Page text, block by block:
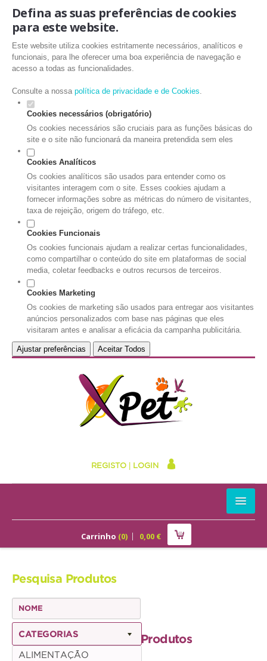
Defina as suas preferências de cookies
para este website.
Este website utiliza cookies estritamente necessários, analíticos e
funcionais, para lhe oferecer uma boa experiência de navegação e
acesso a todas as funcionalidades.
Consulte a nossa política de privacidade e de Cookies.
Cookies necessários (obrigatório)
Os cookies necessários são cruciais para as funções básicas do
site e o site não funcionará da maneira pretendida sem eles
Cookies Analíticos
Os cookies analíticos são usados para entender como os
visitantes interagem com o site. Esses cookies ajudam a
fornecer informações sobre as métricas do número de visitantes,
taxa de rejeição, origem do tráfego, etc.
Cookies Funcionais
Os cookies funcionais ajudam a realizar certas funcionalidades,
como compartilhar o conteúdo do site em plataformas de social
media, coletar feedbacks e outros recursos de terceiros.
Cookies Marketing
Os cookies de marketing são usados para entregar aos visitantes
anúncios personalizados com base nas páginas que eles
visitaram antes e analisar a eficácia da campanha publicitária.
Ajustar preferências Aceitar Todos
REGISTO LOGIN
ALIMENTAÇÃO
Júnior
Adulto
Carrinho (0) 0,00€
Pesquisa Produtos
CATEGORIAS
ALIMENTAÇÃO
Produtos